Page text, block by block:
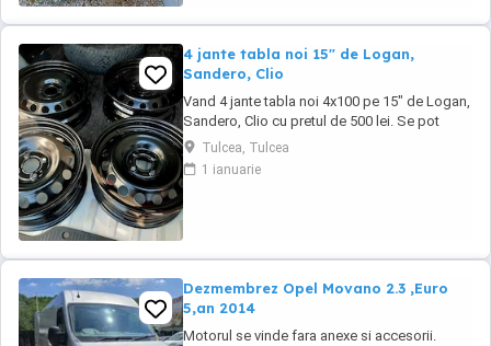
4 jante tabla noi 15" de Logan,
Sandero, Clio
Vand 4 jante tabla noi 4x100 pe 15" de Logan,
Sandero, Clio cu pretul de 500 lei. Se pot
achizitiona doar din Tulcea, NU se trimit prin
curier.
Tulcea, Tulcea
1 ianuarie
Dezmembrez Opel Movano 2.3 ,Euro
5,an 2014
Motorul se vinde fara anexe si accesorii.